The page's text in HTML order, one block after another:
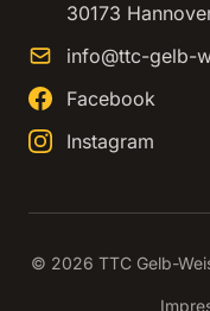
30173
info@ttc-gelb-
Facebook
Instagram
© 2026 TTC Gelb-